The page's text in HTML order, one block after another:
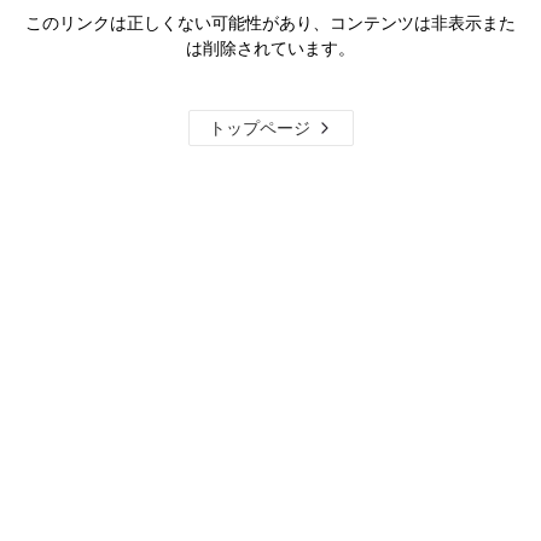
このリンクは正しくない可能性があり、コンテンツは非表示また
は削除されています。
トップページ